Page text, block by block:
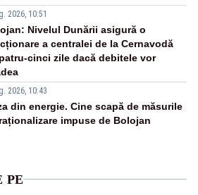
2026, 10:51
Nivelul Dunării asigură o
a centralei de la Cernavodă
cinci zile dacă debitele vor
2026, 10:43
din energie. Cine scapă de măsurile
impuse de Bolojan
PE